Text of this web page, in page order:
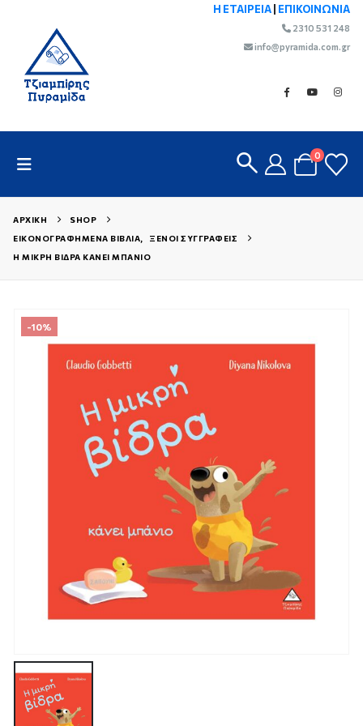
Η ΕΤΑΙΡΕΙΑ ΕΠΙΚΟΙΝΩΝΙΑ
2310 531 248
info@pyramida.com.gr
0
ΑΡΧΙΚΉ
SHOP
ΕΙΚΟΝΟΓΡΑΦΗΜΈΝΑ ΒΙΒΛΊΑ,
ΞΈΝΟΙ ΣΥΓΓΡΑΦΕΊΣ
Η ΜΙΚΡΉ ΒΊΔΡΑ ΚΆΝΕΙ ΜΠΆΝΙΟ
-10%